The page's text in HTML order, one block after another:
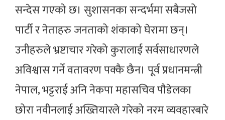
सन्देस गएको छ। सुशासनका सन्दर्भमा सबैजसो
पार्टी र नेताहरु जनताको शंकाको घेरामा छन्।
उनीहरुले भ्रष्टाचार गरेको कुरालाई सर्वसाधारणले
अविश्वास गर्ने वतावरण पक्कै छैन। पूर्व प्रधानमन्त्री
नेपाल, भट्टराई अनि नेकपा महासचिव पौडेलका
छोरा नवीनलाई अख्तियारले गरेको नरम व्यवहारबारे